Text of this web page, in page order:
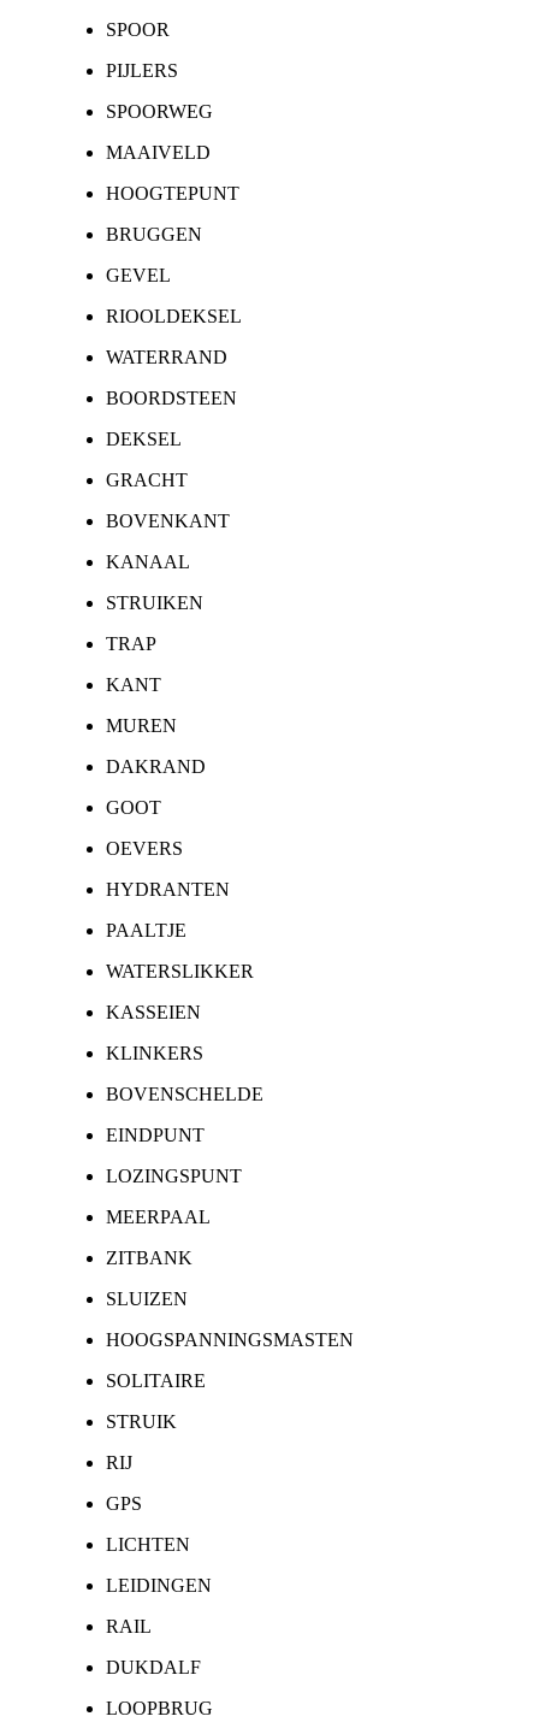
SPOOR
PIJLERS
SPOORWEG
MAAIVELD
HOOGTEPUNT
BRUGGEN
GEVEL
RIOOLDEKSEL
WATERRAND
BOORDSTEEN
DEKSEL
GRACHT
BOVENKANT
KANAAL
STRUIKEN
TRAP
KANT
MUREN
DAKRAND
GOOT
OEVERS
HYDRANTEN
PAALTJE
WATERSLIKKER
KASSEIEN
KLINKERS
BOVENSCHELDE
EINDPUNT
LOZINGSPUNT
MEERPAAL
ZITBANK
SLUIZEN
HOOGSPANNINGSMASTEN
SOLITAIRE
STRUIK
RIJ
GPS
LICHTEN
LEIDINGEN
RAIL
DUKDALF
LOOPBRUG